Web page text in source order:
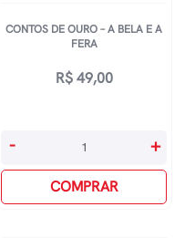
CONTOS DE OURO – A BELA E A
FERA
R$49,00
Contos
-
- +
COMPRAR